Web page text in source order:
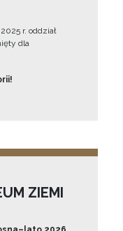
r. oddział
dla
ZIEMI